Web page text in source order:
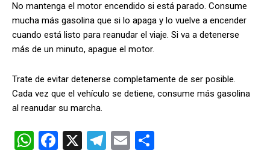
No mantenga el motor encendido si está parado. Consume
mucha más gasolina que si lo apaga y lo vuelve a encender
cuando está listo para reanudar el viaje. Si va a detenerse
más de un minuto, apague el motor.
Trate de evitar detenerse completamente de ser posible.
Cada vez que el vehículo se detiene, consume más gasolina
al reanudar su marcha.
W F
X
T
E